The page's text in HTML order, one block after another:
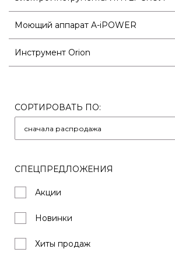
Моющий аппарат A-iPOWER
Инструмент Orion
СОРТИРОВАТЬ ПО:
СПЕЦПРЕДЛОЖЕНИЯ
Акции
Новинки
Хиты продаж